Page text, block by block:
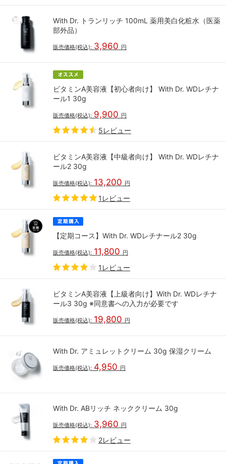
With Dr. トランリッチ 100mL 薬用美白化粧水（医薬
部外品）
販売価格(税込): 3,960 円
ビタミンA美容液【初心者向け】 With Dr. WDレチナ
ール1 30g
販売価格(税込): 9,900 円
5レビュー
ビタミンA美容液【中級者向け】 With Dr. WDレチナ
ール2 30g
販売価格(税込): 13,200 円
1レビュー
【定期コース】With Dr. WDレチナール2 30g
販売価格(税込): 11,800 円
1レビュー
ビタミンA美容液【上級者向け】With Dr. WDレチナ
ール3 30g ※同意書への入力が必要です
販売価格(税込): 19,800 円
With Dr. アミュレットクリーム 30g 保湿クリーム
販売価格(税込): 4,950 円
With Dr. ABリッチ ネッククリーム 30g
販売価格(税込): 3,960 円
2レビュー